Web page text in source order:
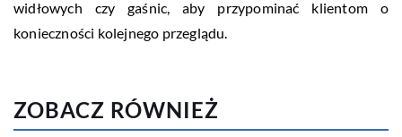
widłowych czy gaśnic, aby przypominać klientom o
konieczności kolejnego przeglądu.
ZOBACZ RÓWNIEŻ